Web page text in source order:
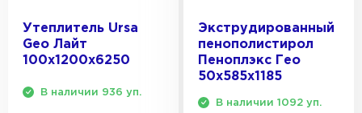
Утеплитель Ursa
Geo Лайт
100х1200х6250
В наличии 936 уп.
Экструдированный
пенополистирол
Пеноплэкс Гео
50х585х1185
В наличии 1092 уп.
Гипсокартон